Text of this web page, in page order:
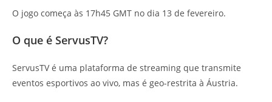
O jogo começa às 17h45 GMT no dia 13 de fevereiro.
O que é ServusTV?
ServusTV é uma plataforma de streaming que transmite
eventos esportivos ao vivo, mas é geo-restrita à Áustria.